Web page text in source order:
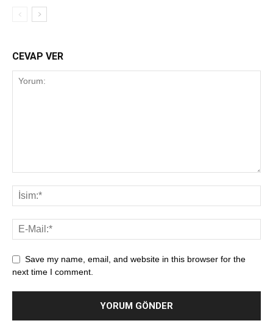
CEVAP VER
Save my name, email, and website in this browser for the
next time I comment.